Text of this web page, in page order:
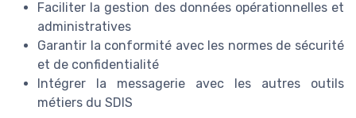
Faciliter la gestion des données opérationnelles et
administratives
Garantir la conformité avec les normes de sécurité
et de confidentialité
Intégrer la messagerie avec les autres outils
métiers du SDIS